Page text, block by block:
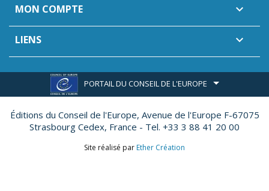
MON COMPTE 
LIENS 
PORTAIL DU CONSEIL DE L'EUROPE
Éditions du Conseil de l'Europe, Avenue de l'Europe F-67075
Strasbourg Cedex, France - Tel. +33 3 88 41 20 00
Site réalisé par Ether Création